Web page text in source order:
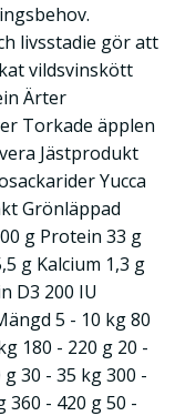
livsstadie gör att
vildsvinskött
Ärter
Torkade äpplen
Jästprodukt
Yucca
Grönläppad
g Protein 33 g
g Kalcium 1,3 g
D3 200 IU
5 - 10 kg 80
180 - 220 g 20 -
30 - 35 kg 300 -
360 - 420 g 50 -